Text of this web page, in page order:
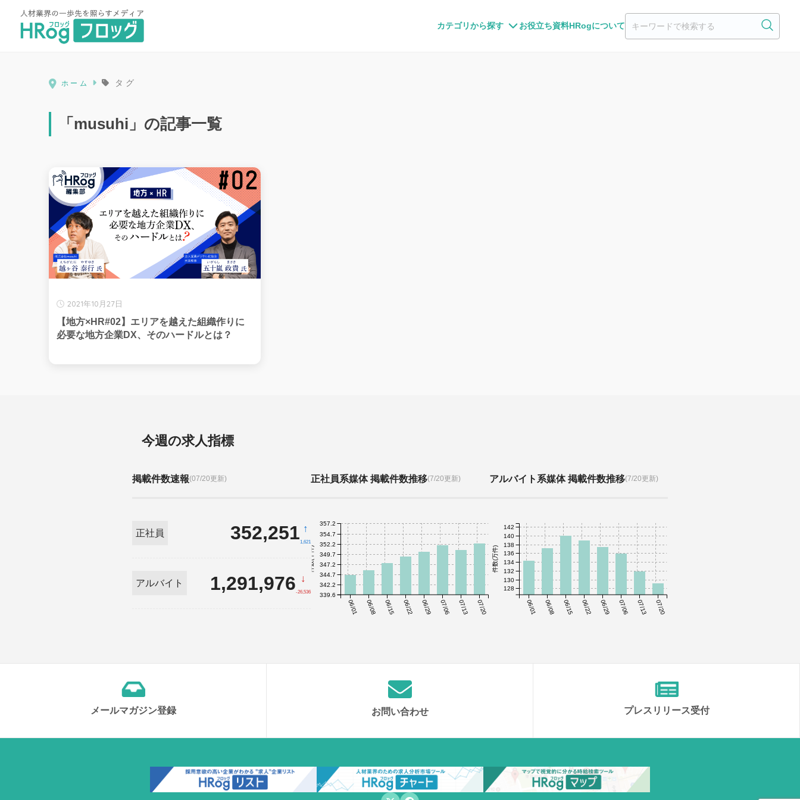
カテゴリから探す お役立ち資料HRogについて
HRog | 人材業界の一歩先を照らすメディア
ホーム タグ
「musuhi」の記事一覧
2021年10月27日
【地方×HR#02】エリアを越えた組織作りに
必要な地方企業DX、そのハードルとは？
今週の求人指標
掲載件数速報(07/20更新)
正社員 352,251 ↑
1,621
アルバイト 1,291,976 ↓
-26,536
正社員系媒体 掲載件数推移(7/20更新)
06/01 06/08 06/15 06/22 06/29 07/06 07/13 07/20
件数(千件)
339.6
342.2
344.7
347.2
349.7
352.2
354.7
357.2
アルバイト系媒体 掲載件数推移(7/20更新)
06/01 06/08 06/15 06/22 06/29 07/06 07/13 07/20
件数(万件)
128
130
132
134
136
138
140
142
メールマガジン登録 お問い合わせ プレスリリース受付